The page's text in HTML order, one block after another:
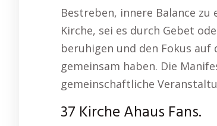
Bestreben, innere Balance
Kirche, sei es durch Gebet
beruhigen und den Fokus
gemeinsam haben. Die
gemeinschaftliche
37 Kirche Ahaus Fans.